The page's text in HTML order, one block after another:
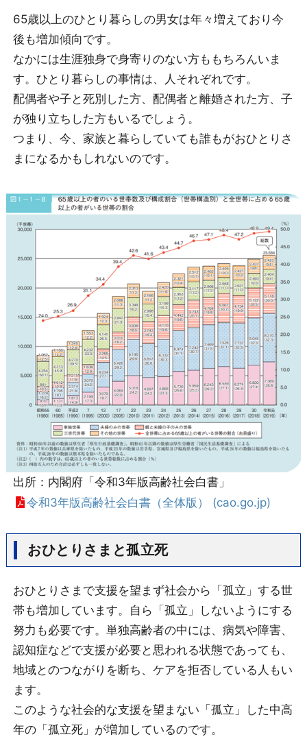
65歳以上のひとり暮らしの男女は年々増えており今
後も増加傾向です。
なかには生涯独身で身寄りのない方ももちろんいま
す。ひとり暮らしの事情は、人それぞれです。
配偶者や子と死別した方、配偶者と離婚された方、子
が独り立ちした方もいるでしょう。
つまり、今、家族と暮らしていても誰もがおひとりさ
まになるかもしれないのです。
出所：内閣府「令和3年版高齢社会白書」
令和3年版高齢社会白書（全体版） (cao.go.jp)
おひとりさまと孤立死
おひとりさまで支援を望まず社会から「孤立」する世
帯も増加しています。自ら「孤立」しないようにする
努力も必要です。単独高齢者の中には、病気や障害、
認知症などで支援が必要と思われる状態であっても、
地域とのつながりを断ち、ケアを拒否している人もい
ます。
このような社会的な支援を望まない「孤立」した中高
年の「孤立死」が増加しているのです。